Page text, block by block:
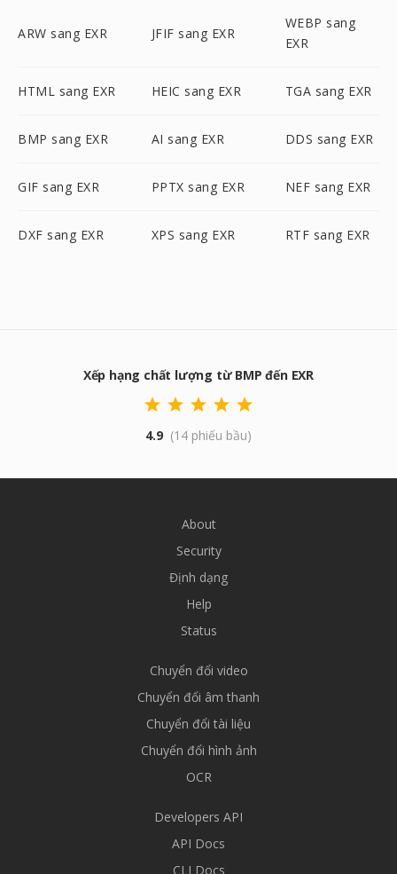
ARW sang EXR JFIF sang EXR
WEBP sang
EXR
HTML sang EXR HEIC sang EXR TGA sang EXR
BMP sang EXR AI sang EXR DDS sang EXR
GIF sang EXR PPTX sang EXR NEF sang EXR
DXF sang EXR XPS sang EXR RTF sang EXR
Xếp hạng chất lượng từ BMP đến EXR
4.9 (14 phiếu bầu)
About
Security
Định dạng
Help
Status
Chuyển đổi video
Chuyển đổi âm thanh
Chuyển đổi tài liệu
Chuyển đổi hình ảnh
OCR
Developers API
API Docs
CLI Docs